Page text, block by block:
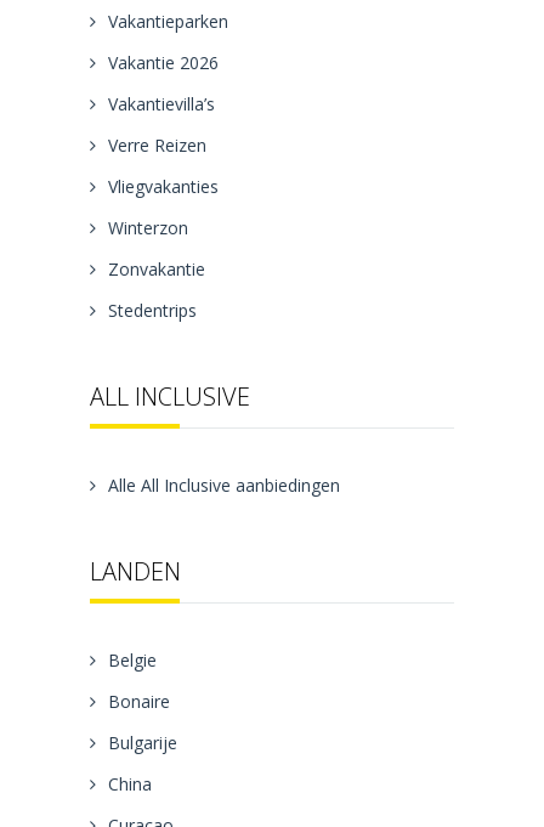
Vakantieparken
Vakantie 2026
Vakantievilla’s
Verre Reizen
Vliegvakanties
Winterzon
Zonvakantie
Stedentrips
ALL INCLUSIVE
Alle All Inclusive aanbiedingen
LANDEN
Belgie
Bonaire
Bulgarije
China